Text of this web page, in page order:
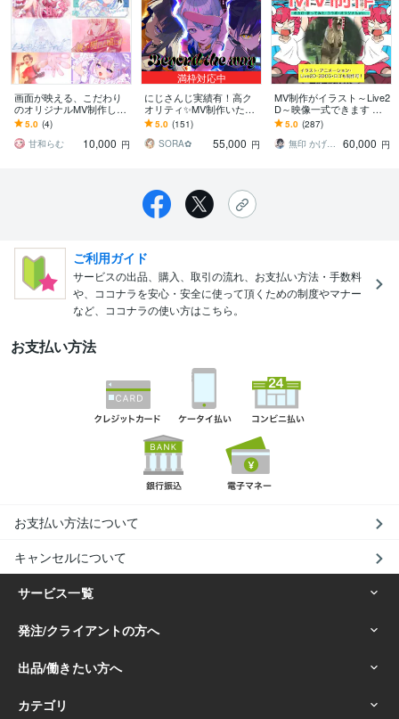
画面が映える、こだわり
のオリジナルMV制作しま
す 個性あふれる演出お任
せください！
5.0 (4)
甘和らむ
10,000 円
満枠対応中
にじさんじ実績有！高ク
オリティ✨MV制作いたし
ます オリジナル曲/歌って
みた/ティザーPV/OPED/
ライブVJ
5.0 (151)
SORA✿
55,000 円
MV制作がイラスト～Live2
D～映像一式できます 実
績400件超！大手Vtuberや
企業、個人、趣味まで対
応
5.0 (287)
無印 かげひと
60,000 円
ご利用ガイド
サービスの出品、購入、取引の流れ、お支払い方法・手数料
や、ココナラを安心・安全に使って頂くための制度やマナー
など、ココナラの使い方はこちら。
お支払い方法
お支払い方法について
キャンセルについて